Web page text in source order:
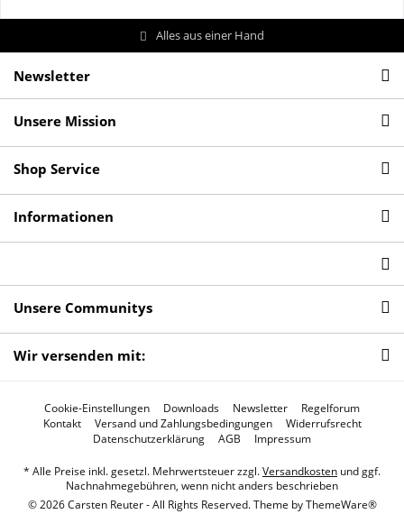
Alles aus einer Hand
Newsletter
Unsere Mission
Shop Service
Informationen
Unsere Communitys
Wir versenden mit:
Cookie-Einstellungen Downloads Newsletter
Regelforum
Kontakt
Versand und Zahlungsbedingungen
Widerrufsrecht
Datenschutzerklärung
AGB Impressum
* Alle Preise inkl. gesetzl. Mehrwertsteuer zzgl.Versandkosten und ggf.
Nachnahmegebühren, wenn nicht anders beschrieben
© 2026 Carsten Reuter - All Rights Reserved. Theme byThemeWare®